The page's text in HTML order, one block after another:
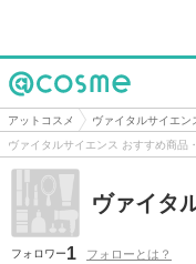
@cosme
アットコスメ ヴァイタルサイエン
ヴァイタルサイエンス おすすめ商品
ヴァイタ
フォロワー1 フォローとは？